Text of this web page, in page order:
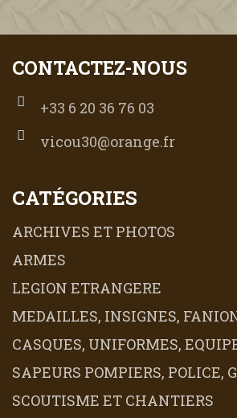
CONTACTEZ-NOUS
+33 6 20 36 76 03
vicou30@orange.fr
CATÉGORIES
ARCHIVES ET PHOTOS
ARMES
LEGION ETRANGERE
MEDAILLES, INSIGNES,
CASQUES, UNIFORMES,
SAPEURS POMPIERS, POLICE,
SCOUTISME ET CHANTIERS